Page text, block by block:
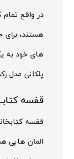
در واقع
هستند،
های خود به
پلکانی مدل
قفسه
قفسه
المان هایی